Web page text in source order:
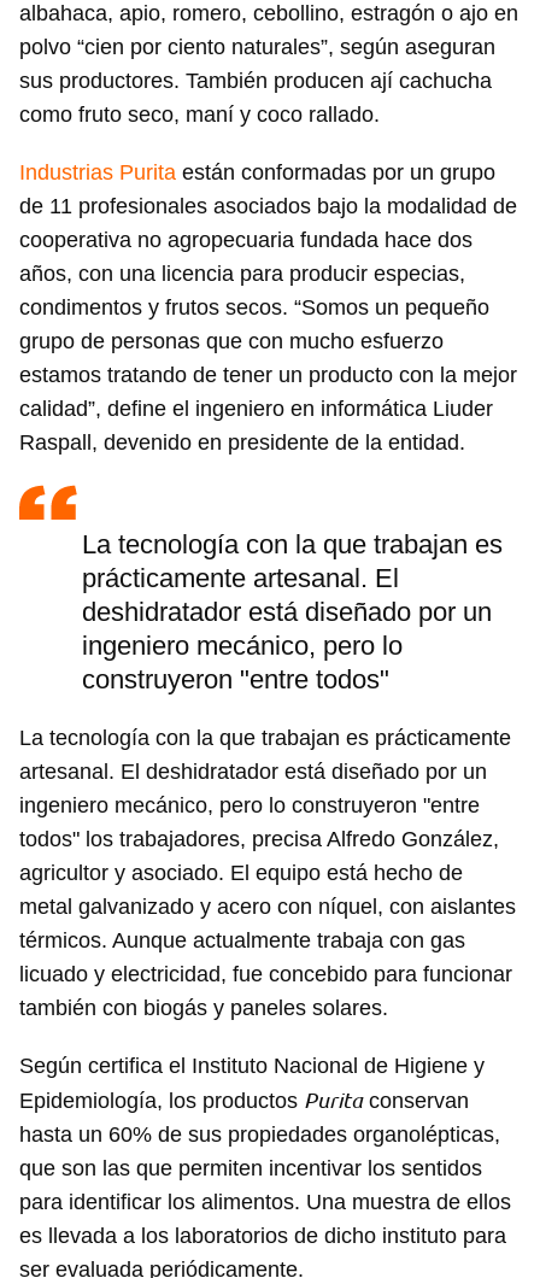
albahaca, apio, romero, cebollino, estragón o ajo en
polvo “cien por ciento naturales”, según aseguran
sus productores. También producen ají cachucha
como fruto seco, maní y coco rallado.
Industrias Purita están conformadas por un grupo
de 11 profesionales asociados bajo la modalidad de
cooperativa no agropecuaria fundada hace dos
años, con una licencia para producir especias,
condimentos y frutos secos. “Somos un pequeño
grupo de personas que con mucho esfuerzo
estamos tratando de tener un producto con la mejor
calidad”, define el ingeniero en informática Liuder
Raspall, devenido en presidente de la entidad.
La tecnología con la que trabajan es
prácticamente artesanal. El
deshidratador está diseñado por un
ingeniero mecánico, pero lo
construyeron "entre todos"
La tecnología con la que trabajan es prácticamente
artesanal. El deshidratador está diseñado por un
ingeniero mecánico, pero lo construyeron "entre
todos" los trabajadores, precisa Alfredo González,
agricultor y asociado. El equipo está hecho de
metal galvanizado y acero con níquel, con aislantes
térmicos. Aunque actualmente trabaja con gas
licuado y electricidad, fue concebido para funcionar
también con biogás y paneles solares.
Según certifica el Instituto Nacional de Higiene y
Epidemiología, los productos Puritaconservan
hasta un 60% de sus propiedades organolépticas,
que son las que permiten incentivar los sentidos
para identificar los alimentos. Una muestra de ellos
es llevada a los laboratorios de dicho instituto para
ser evaluada periódicamente.